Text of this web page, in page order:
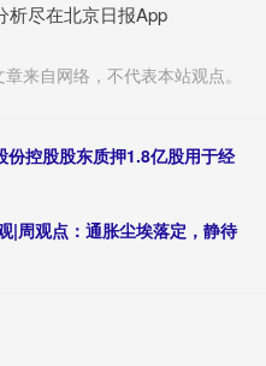
析尽在北京日报App
来自网络，不代表本站观点。
份控股股东质押1.8亿股用于经
|周观点：通胀尘埃落定，静待